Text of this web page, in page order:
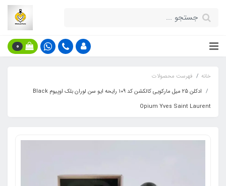
0
خانه
فهرست محصولات
ادکلن 25 میل مارکویی کالکشن کد ۱۰۹ رایحه ایو سن لوران بلک اوپیوم Black
Opium Yves Saint Laurent